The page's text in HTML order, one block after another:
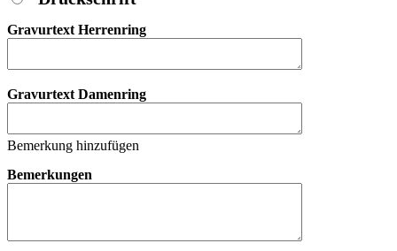
Gravurtext Herrenring
Gravurtext Damenring
Bemerkung hinzufügen
Bemerkungen